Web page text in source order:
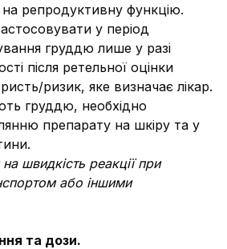
репродуктивну функцію.
у період
груддю лише у разі
після ретельної оцінки
ризик, яке визначає лікар.
груддю, необхідно
препарату на шкіру та у
швидкість реакції при
або іншими
та дози.